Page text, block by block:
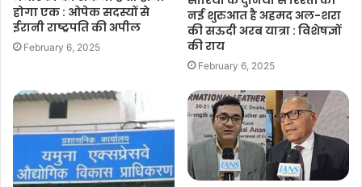
होगा एक : ओपेक सदस्यों से
ईरानी राष्ट्रपति की अपील
February 6, 2025
नई शुरुआत है अहमद अल-शरा
की सऊदी अरब यात्रा : विशेषज्ञों
की राय
February 6, 2025